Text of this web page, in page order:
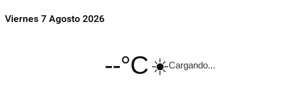
Viernes 7 Agosto 2026
--°C☀️Cargando...